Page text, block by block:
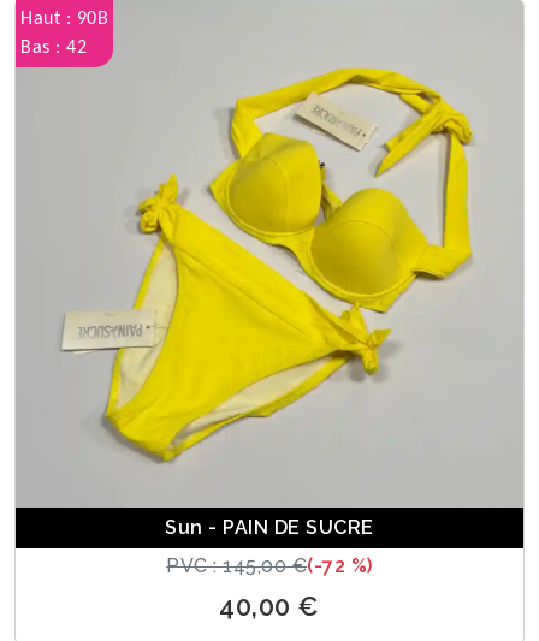
Haut : 90B
Bas : 42
Sun - PAIN DE SUCRE
PVC : 145,00 €(-72 %)
40,00 €